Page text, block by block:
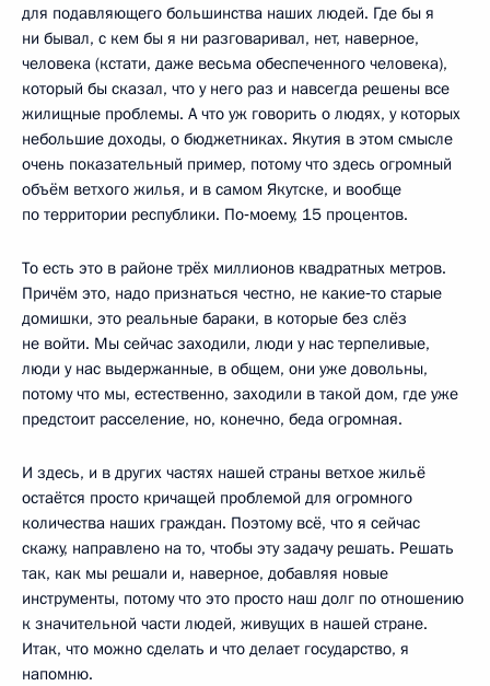
для подавляющего большинства наших людей. Где бы я
ни бывал, с кем бы я ни разговаривал, нет, наверное,
человека (кстати, даже весьма обеспеченного человека),
который бы сказал, что у него раз и навсегда решены все
жилищные проблемы. А что уж говорить о людях, у которых
небольшие доходы, о бюджетниках. Якутия в этом смысле
очень показательный пример, потому что здесь огромный
объём ветхого жилья, и в самом Якутске, и вообще
по территории республики. По‑моему, 15 процентов.
То есть это в районе трёх миллионов квадратных метров.
Причём это, надо признаться честно, не какие‑то старые
домишки, это реальные бараки, в которые без слёз
не войти. Мы сейчас заходили, люди у нас терпеливые,
люди у нас выдержанные, в общем, они уже довольны,
потому что мы, естественно, заходили в такой дом, где уже
предстоит расселение, но, конечно, беда огромная.
И здесь, и в других частях нашей страны ветхое жильё
остаётся просто кричащей проблемой для огромного
количества наших граждан. Поэтому всё, что я сейчас
скажу, направлено на то, чтобы эту задачу решать. Решать
так, как мы решали и, наверное, добавляя новые
инструменты, потому что это просто наш долг по отношению
к значительной части людей, живущих в нашей стране.
Итак, что можно сделать и что делает государство, я
напомню.